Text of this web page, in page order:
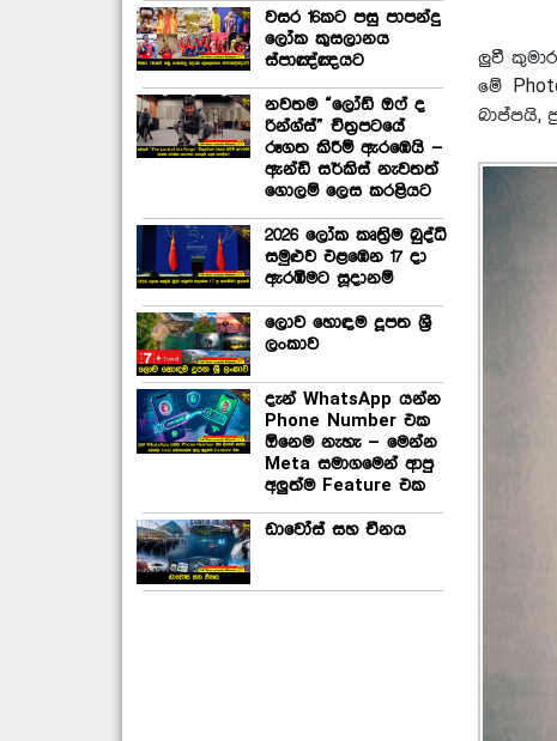
වසර 16කට පසු පාපන්දු
ලෝක කුසලානය
ස්පාඤ්ඤයට
නවතම “ලෝඩ් ඔෆ් ද
රින්ග්ස්” චිත්‍රපටයේ
රූගත කිරීම් ඇරඹෙයි –
ඇන්ඩි සර්කිස් නැවතත්
ගොලම් ලෙස කරළියට
2026 ලෝක කෘත්‍රිම බුද්ධි
සමුළුව එළඹෙන 17 දා
ඇරඹීමට සූදානම්
ලොව හොඳම දූපත ශ්‍රී
ලංකාව
දැන් WhatsApp යන්න
Phone Number එක
ඕනෙම නැහැ – මෙන්න
Meta සමාගමෙන් ආපු
අලුත්ම Feature එක
ඩාවෝස් සහ චීනය
ලුවී
මේ
බාප්පයි,